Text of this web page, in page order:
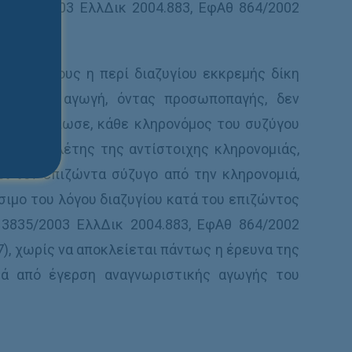
2003 ΕλλΔικ 2004.883, ΕφΑθ 864/2002
συζύγους η περί διαζυγίου εκκρεμής δίκη
αγωγή, όντας προσωποπαγής, δεν
απεβίωσε, κάθε κληρονόμος του συζύγου
οφειλέτης της αντίστοιχης κληρονομιάς,
τον επιζώντα σύζυγο από την κληρονομιά,
του λόγου διαζυγίου κατά του επιζώντος
2003 ΕλλΔικ 2004.883, ΕφΑθ 864/2002
χωρίς να αποκλείεται πάντως η έρευνα της
από έγερση αναγνωριστικής αγωγής του